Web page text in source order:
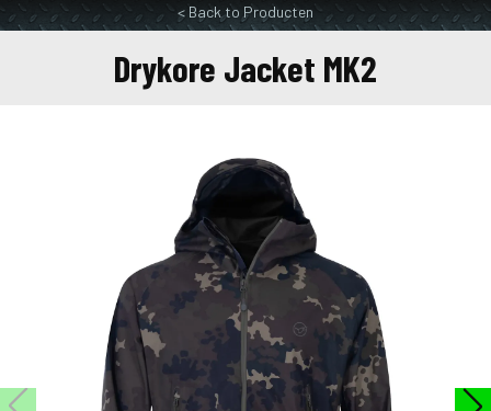
< Back to Producten
Drykore Jacket MK2